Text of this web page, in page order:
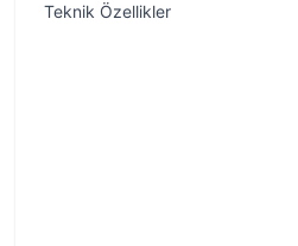
Teknik Özellikler